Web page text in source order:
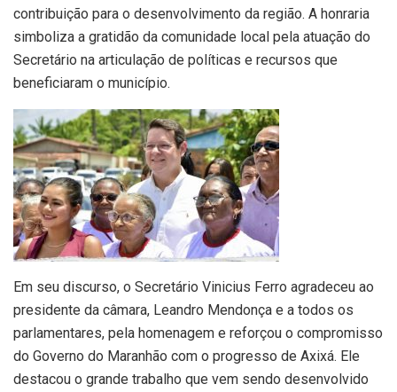
contribuição para o desenvolvimento da região. A honraria
simboliza a gratidão da comunidade local pela atuação do
Secretário na articulação de políticas e recursos que
beneficiaram o município.
Em seu discurso, o Secretário Vinicius Ferro agradeceu ao
presidente da câmara, Leandro Mendonça e a todos os
parlamentares, pela homenagem e reforçou o compromisso
do Governo do Maranhão com o progresso de Axixá. Ele
destacou o grande trabalho que vem sendo desenvolvido